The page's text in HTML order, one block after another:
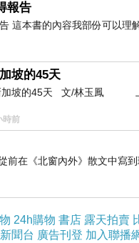
報告
這本書的內容我部份可以理
坡的45天
加坡的45天 文/林玉鳳 上
時前
前在《北窗內外》散文中寫
24h購物 書店 露天拍賣
聞台 廣告刊登 加入聯播